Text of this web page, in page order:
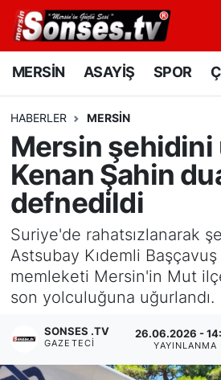
MERSİN ASAYİŞ SPOR
HABERLER MERSİN
Mersin şehidini
Kenan Şahin
defnedildi
Suriye'de rahatsızlanarak
Astsubay Kıdemli
memleketi Mersin'in Mut
son yolculuğuna uğurlandı.
SONSES .TV
GAZETECI
26.06.2026 -
YAYINLANMA
MERSİN
SPOR
GÜNÜN MANŞETİ
DÜNYA
KÜLTÜR - SANAT
MAGAZİN
SAĞLIK
Mersin Nöbetçi Eczaneler
Mersin Namaz Vakitleri
Mersin Trafik Yoğunluk
Süper Lig Puan Durumu
Tüm Manşetler
Son Dakika Haberleri
Haber Arşivi